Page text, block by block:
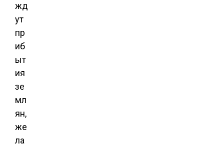
жд
ут
пр
иб
ыт
ия
зе
мл
ян,
же
ла